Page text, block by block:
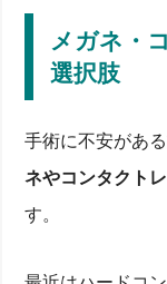
メガネ・
選択肢
手術に不安があ
ネやコンタクト
す。
レーシック
ICL（眼内レ
強度近視にレ
術後の生活